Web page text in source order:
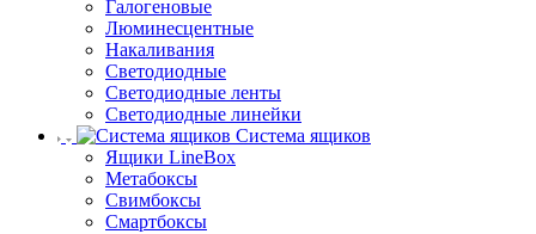
Галогеновые
Люминесцентные
Накаливания
Светодиодные
Светодиодные ленты
Светодиодные линейки
Система ящиков
Ящики LineBox
Метабоксы
Свимбоксы
Смартбоксы